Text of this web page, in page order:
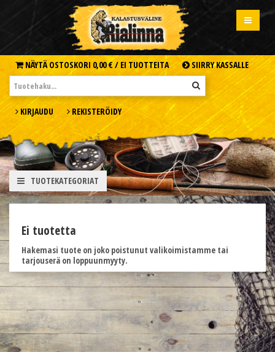
NÄYTÄ OSTOSKORI 0,00 € / EI TUOTTEITA SIIRRY KASSALLE
KIRJAUDU REKISTERÖIDY
TUOTEKATEGORIAT
Ei tuotetta
Hakemasi tuote on joko poistunut valikoimistamme tai
tarjouserä on loppuunmyyty.